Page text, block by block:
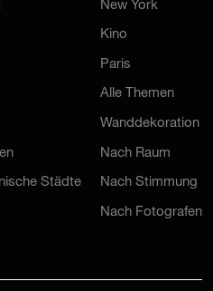
Städte
New York
Kino
Paris
Alle Themen
Wanddekoration
Nach Raum
Nach Stimmung
Nach Fotografen